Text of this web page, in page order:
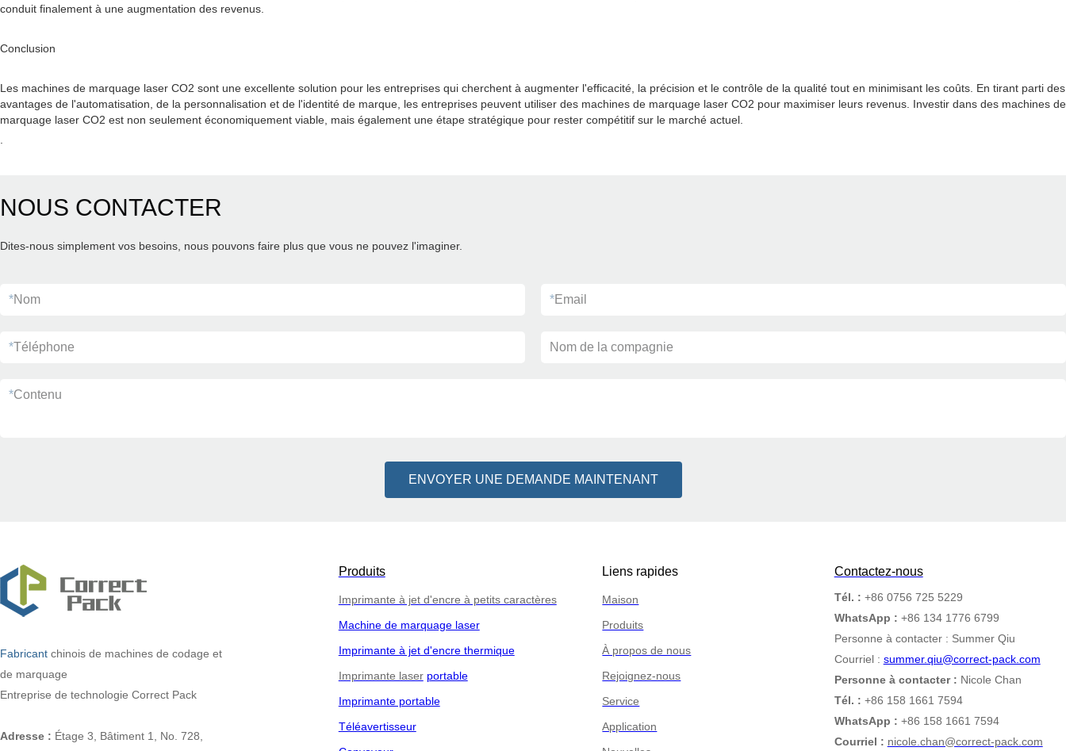
conduit finalement à une augmentation des revenus.
Conclusion
Les machines de marquage laser CO2 sont une excellente solution pour les entreprises qui cherchent à augmenter l'efficacité, la précision et le contrôle de la qualité tout en minimisant les coûts. En tirant parti des
avantages de l'automatisation, de la personnalisation et de l'identité de marque, les entreprises peuvent utiliser des machines de marquage laser CO2 pour maximiser leurs revenus. Investir dans des machines de
marquage laser CO2 est non seulement économiquement viable, mais également une étape stratégique pour rester compétitif sur le marché actuel.
NOUS CONTACTER
Dites-nous simplement vos besoins, nous pouvons faire plus que vous ne pouvez l'imaginer.
*Nom *Email
*Téléphone Nom de la compagnie
*Contenu
ENVOYER UNE DEMANDE MAINTENANT
Fabricant chinois de machines de codage et
de marquage
Entreprise de technologie Correct Pack
Adresse : Étage 3, Bâtiment 1, No. 728,
Produits
Imprimante à jet d'encre à petits caractères
Machine de marquage laser
Imprimante à jet d'encre thermique
Imprimante laser portable
Imprimante portable
Téléavertisseur
Liens rapides
Maison
Produits
À propos de nous
Rejoignez-nous
Service
Application
Contactez-nous
Tél. : +86 0756 725 5229
WhatsApp : +86 134 1776 6799
Personne à contacter : Summer Qiu
Courriel : summer.qiu@correct-pack.com
Personne à contacter : Nicole Chan
Tél. : +86 158 1661 7594
WhatsApp : +86 158 1661 7594
Courriel : nicole.chan@correct-pack.com